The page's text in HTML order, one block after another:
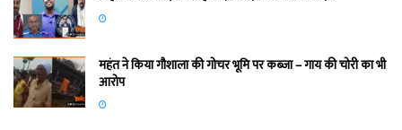
महंत ने किया गौशाला की गोचर भूमि पर कब्जा – गाय की चोरी का भी
आरोप